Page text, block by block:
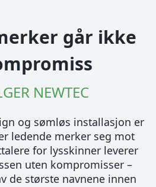
går ikke
NEWTEC
og sømløs installasjon er
ledende merker seg mot
for lysskinner leverer
uten kompromisser –
de største navnene innen